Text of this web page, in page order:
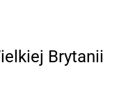
Brytanii